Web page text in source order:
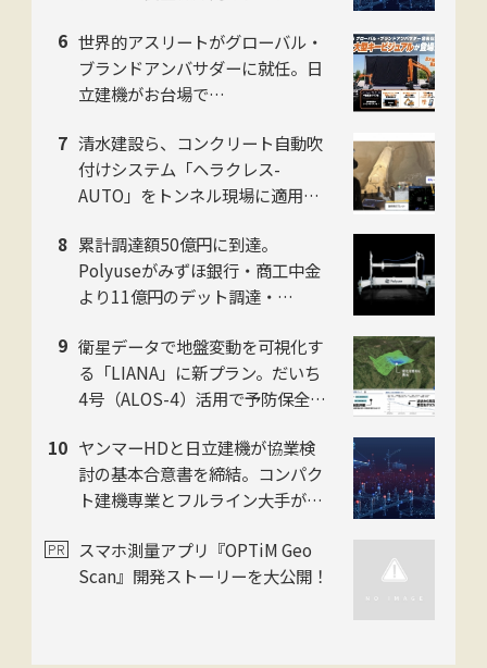
立
世界的アスリートがグローバル・
ブランドアンバサダーに就任。日
立建機がお台場で
発表・巨大油圧ショベル乗車体験
も
清水建設ら、コンクリート自動吹
付けシステム「ヘラクレス-
AUTO」をトンネル現場に適用。
し、均質な自動吹付けを実現
累計調達額50億円に到達。
Polyuseがみずほ銀行・商工中金
より11億円のデット調達・
進化を加速
衛星データで地盤変動を可視化す
る「LIANA」に新プラン。だいち
4号（ALOS-4）活用で予防保全を
ン・日本工営の3社
ヤンマーHDと日立建機が協業検
討の基本合意書を締結。コンパク
ト建機専業とフルライン大手がタ
スマホ測量アプリ『OPTiM Geo
Scan』開発ストーリーを大公開！